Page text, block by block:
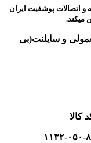
اتصالات پوشفیت ایران
میکند.
و سایلنت(بی
کالا
۰۵۰-۸۷